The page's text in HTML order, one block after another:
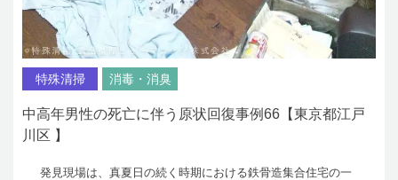
特殊清掃 消毒・消臭
中高年男性の死亡に伴う原状回復事例66【東京都江戸
川区 】
発見現場は、真夏日の続く時期における鉄骨造集合住宅の一